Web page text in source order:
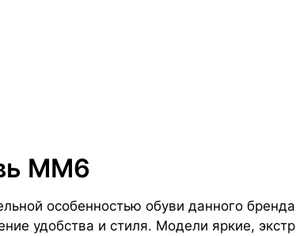
ММ6
особенностью обуви данного
удобства и стиля. Модели яркие,